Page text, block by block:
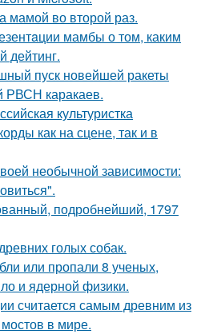
мамой во второй раз.
мамбы о том, каким
дейтинг.
пуск новейшей ракеты
РВСН каракаев.
культуристка
как на сцене, так и в
необычной зависимости:
подробнейший, 1797
голых собак.
или пропали 8 ученых,
и ядерной физики.
считается самым древним из
в мире.